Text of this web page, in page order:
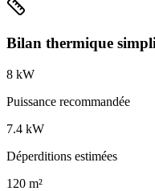
Bilan thermique
8 kW
Puissance recommandée
7.4 kW
Déperditions estimées
120 m²